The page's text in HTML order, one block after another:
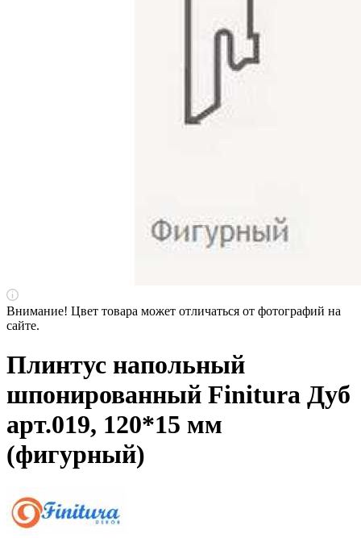
Внимание! Цвет товара может отличаться от фотографий на
сайте.
Плинтус напольный
шпонированный Finitura Дуб
арт.019, 120*15 мм
(фигурный)